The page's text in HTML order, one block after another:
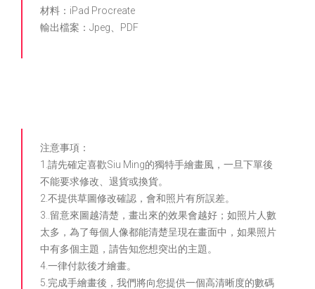
材料：iPad Procreate
輸出檔案：Jpeg、PDF
注意事項：
1.請先確定喜歡Siu Ming的獨特手繪畫風，一旦下單後
不能要求修改、退貨或換貨。
2.不提供草圖修改確認，會和照片有所誤差。
3..留意來圖越清楚，畫出來的效果會越好；如照片人數
太多，為了每個人像都能清楚呈現在畫面中，如果照片
中有多個主題，請告知您想突出的主題。
4.一律付款後才繪畫。
5.完成手繪畫後，我們將向您提供一個高清晰度的數碼